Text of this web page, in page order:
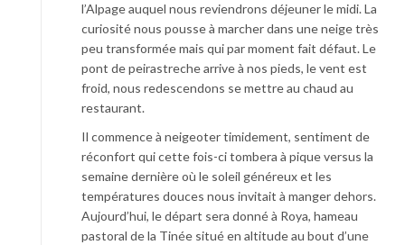
l’Alpage auquel nous reviendrons déjeuner le midi. La
curiosité nous pousse à marcher dans une neige très
peu transformée mais qui par moment fait défaut. Le
pont de peirastreche arrive à nos pieds, le vent est
froid, nous redescendons se mettre au chaud au
restaurant.
Il commence à neigeoter timidement, sentiment de
réconfort qui cette fois-ci tombera à pique versus la
semaine dernière où le soleil généreux et les
températures douces nous invitait à manger dehors.
Aujourd’hui, le départ sera donné à Roya, hameau
pastoral de la Tinée situé en altitude au bout d’une